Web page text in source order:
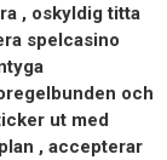
, oskyldig titta
spelcasino
och
ut med
, accepterar